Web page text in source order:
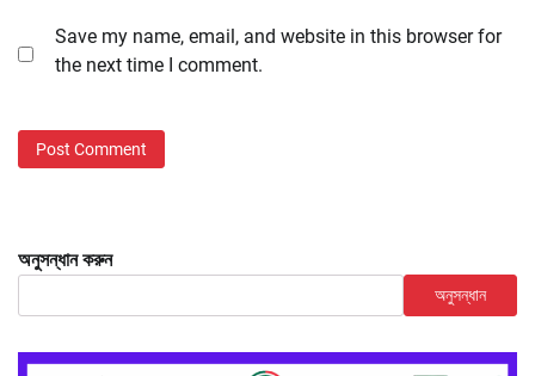
Save my name, email, and website in this browser for
the next time I comment.
অনুসন্ধান করুন
অনুসন্ধান